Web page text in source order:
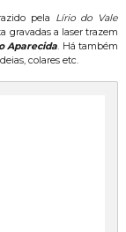
pela Lírio do Vale
gravadas a laser trazem
Aparecida. Há também
colares etc.